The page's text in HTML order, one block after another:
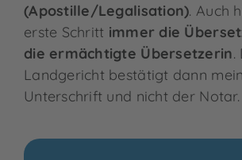
(Apostille/Legalisation). Auch
erste Schritt immer die
die ermächtigte Übersetzerin.
Landgericht bestätigt dann
Unterschrift und nicht der Notar.